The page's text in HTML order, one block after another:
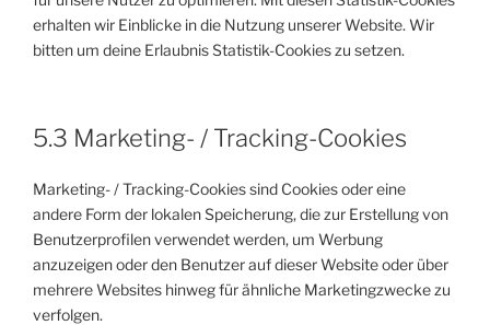
erhalten wir Einblicke in die Nutzung unserer Website. Wir
bitten um deine Erlaubnis Statistik-Cookies zu setzen.
5.3 Marketing- / Tracking-Cookies
Marketing- / Tracking-Cookies sind Cookies oder eine
andere Form der lokalen Speicherung, die zur Erstellung von
Benutzerprofilen verwendet werden, um Werbung
anzuzeigen oder den Benutzer auf dieser Website oder über
mehrere Websites hinweg für ähnliche Marketingzwecke zu
verfolgen.